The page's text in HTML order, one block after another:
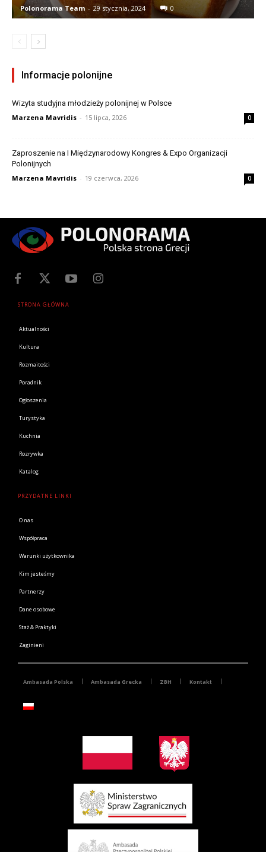
Polonorama Team - 29 stycznia, 2024 0
Informacje polonijne
Wizyta studyjna młodzieży polonijnej w Polsce
Marzena Mavridis - 15 lipca, 2026 0
Zaproszenie na I Międzynarodowy Kongres & Expo Organizacji
Polonijnych
Marzena Mavridis - 19 czerwca, 2026 0
STRONA GŁÓWNA
Aktualności
Kultura
Rozmaitości
Poradnik
Ogłoszenia
Turystyka
Kuchnia
Rozrywka
Katalog
PRZYDATNE LINKI
O nas
Współpraca
Warunki użytkownika
Kim jesteśmy
Partnerzy
Dane osobowe
Staż & Praktyki
Zaginieni
Ambasada Polska Ambasada Grecka ZBH Kontakt